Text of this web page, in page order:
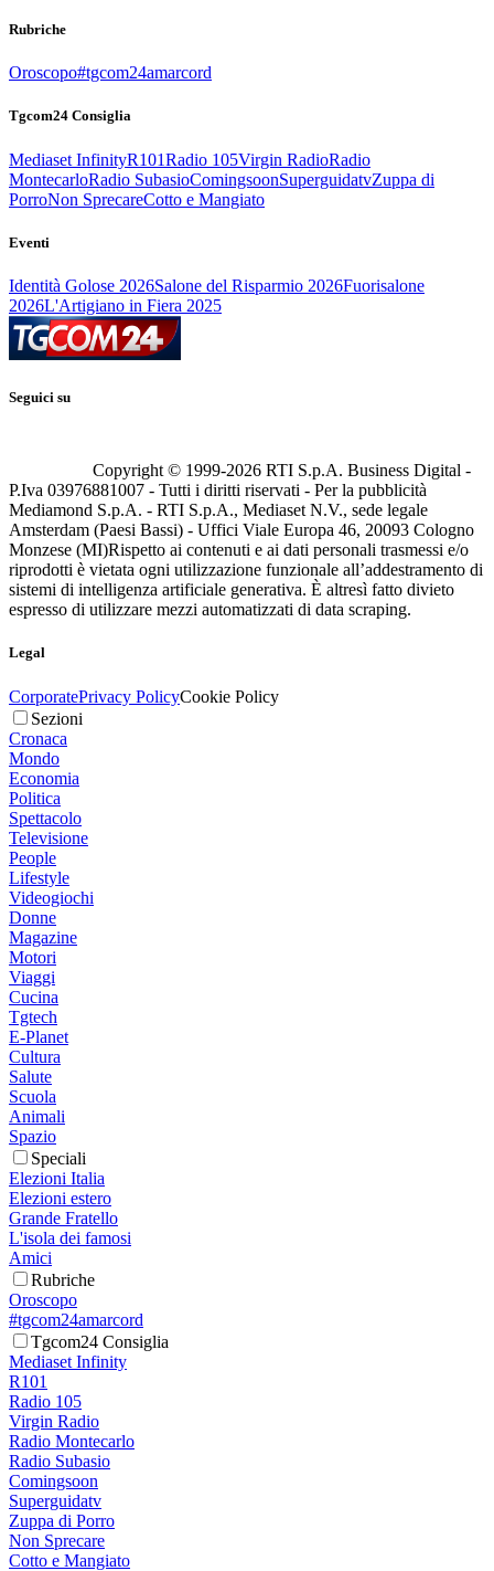
Rubriche
Oroscopo#tgcom24amarcord
Tgcom24 Consiglia
Mediaset InfinityR101Radio 105Virgin RadioRadio
MontecarloRadio SubasioComingsoonSuperguidatvZuppa di
PorroNon SprecareCotto e Mangiato
Eventi
Identità Golose 2026Salone del Risparmio 2026Fuorisalone
2026L'Artigiano in Fiera 2025
Seguici su
Copyright © 1999-2026 RTI S.p.A. Business Digital -
P.Iva 03976881007 - Tutti i diritti riservati - Per la pubblicità
Mediamond S.p.A. - RTI S.p.A., Mediaset N.V., sede legale
Amsterdam (Paesi Bassi) - Uffici Viale Europa 46, 20093 Cologno
Monzese (MI)Rispetto ai contenuti e ai dati personali trasmessi e/o
riprodotti è vietata ogni utilizzazione funzionale all’addestramento di
sistemi di intelligenza artificiale generativa. È altresì fatto divieto
espresso di utilizzare mezzi automatizzati di data scraping.
Legal
CorporatePrivacy PolicyCookie Policy
Sezioni
Cronaca
Mondo
Economia
Politica
Spettacolo
Televisione
People
Lifestyle
Videogiochi
Donne
Magazine
Motori
Viaggi
Cucina
Tgtech
E-Planet
Cultura
Salute
Scuola
Animali
Spazio
Speciali
Elezioni Italia
Elezioni estero
Grande Fratello
L'isola dei famosi
Amici
Rubriche
Oroscopo
#tgcom24amarcord
Tgcom24 Consiglia
Mediaset Infinity
R101
Radio 105
Virgin Radio
Radio Montecarlo
Radio Subasio
Comingsoon
Superguidatv
Zuppa di Porro
Non Sprecare
Cotto e Mangiato